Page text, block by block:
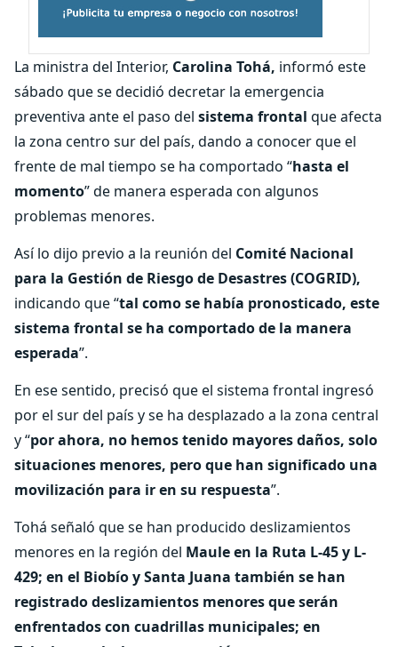
La ministra del Interior, Carolina Tohá, informó este
sábado que se decidió decretar la emergencia
preventiva ante el paso del sistema frontal que afecta
la zona centro sur del país, dando a conocer que el
frente de mal tiempo se ha comportado “hasta el
momento” de manera esperada con algunos
problemas menores.
Así lo dijo previo a la reunión del Comité Nacional
para la Gestión de Riesgo de Desastres (COGRID),
indicando que “tal como se había pronosticado, este
sistema frontal se ha comportado de la manera
esperada”.
En ese sentido, precisó que el sistema frontal ingresó
por el sur del país y se ha desplazado a la zona central
y “por ahora, no hemos tenido mayores daños, solo
situaciones menores, pero que han significado una
movilización para ir en su respuesta”.
Tohá señaló que se han producido deslizamientos
menores en la región del Maule en la Ruta L-45 y L-
429; en el Biobío y Santa Juana también se han
registrado deslizamientos menores que serán
enfrentados con cuadrillas municipales; en